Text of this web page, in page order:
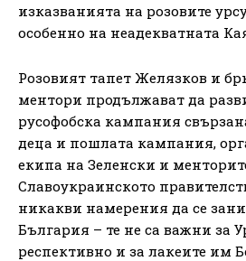
изказванията на розовите
особенно на неадекватната
Розовият тапет Желязков и
ментори продължават да
русофобска кампания
деца и пошлата кампания,
екипа на Зеленски и
Славоукраинското
никакви намерения да се
България – те не са важни за
респективно и за лакеите им